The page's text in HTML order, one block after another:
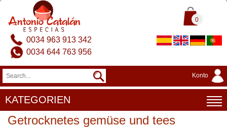
0
0034 963 913 342
0034 644 763 956
Konto
KATEGORIEN
Getrocknetes gemüse und tees